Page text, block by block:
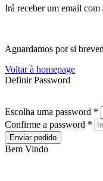
Irá receber um email com
Aguardamos por si
Voltar à homepage
Definir Password
Escolha uma password *
Confirme a password *
Enviar pedido
Bem Vindo